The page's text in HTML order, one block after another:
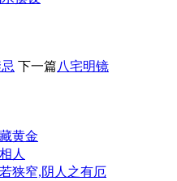
下一篇八宅明镜
黄金
人
狭窄,阴人之有厄